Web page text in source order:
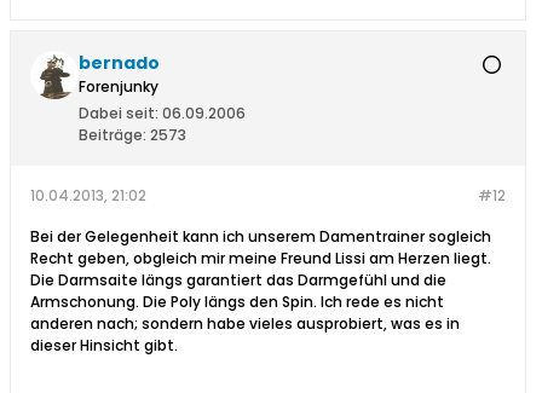
bernado
Forenjunky
Dabei seit: 06.09.2006
Beiträge: 2573
#12
10.04.2013, 21:02
Bei der Gelegenheit kann ich unserem Damentrainer sogleich
Recht geben, obgleich mir meine Freund Lissi am Herzen liegt.
Die Darmsaite längs garantiert das Darmgefühl und die
Armschonung. Die Poly längs den Spin. Ich rede es nicht
anderen nach; sondern habe vieles ausprobiert, was es in
dieser Hinsicht gibt.